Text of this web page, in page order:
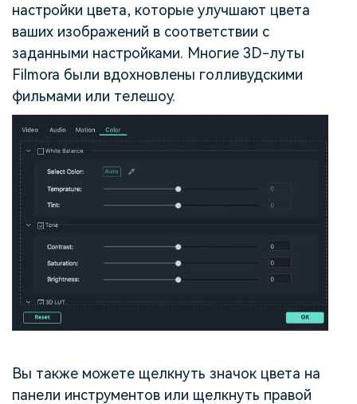
настройки цвета, которые улучшают цвета
ваших изображений в соответствии с
заданными настройками. Многие 3D-луты
Filmora были вдохновлены голливудскими
фильмами или телешоу.
Вы также можете щелкнуть значок цвета на
панели инструментов или щелкнуть правой